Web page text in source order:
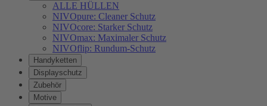
ALLE HÜLLEN
NIVOpure: Cleaner Schutz
NIVOcore: Starker Schutz
NIVOmax: Maximaler Schutz
NIVOflip: Rundum-Schutz
Handyketten
Displayschutz
Zubehör
Motive